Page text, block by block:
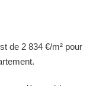
de 2 834 €/m² pour